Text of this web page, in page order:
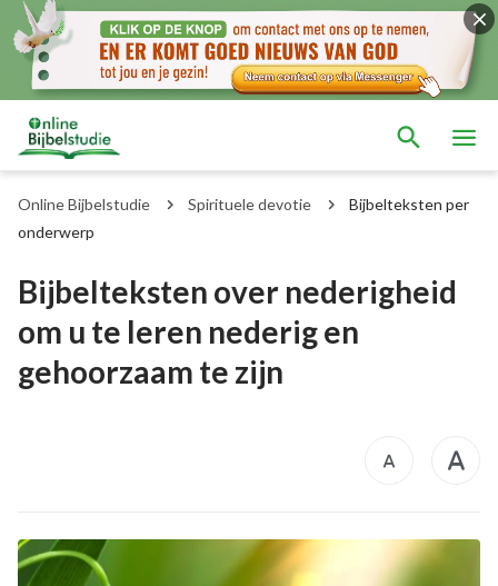
Online Bijbelstudie Spirituele devotie
Bijbelteksten per
onderwerp
Bijbelteksten over nederigheid
om u te leren nederig en
gehoorzaam te zijn